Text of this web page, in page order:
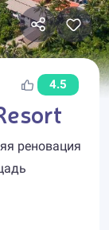
4.5
реновация